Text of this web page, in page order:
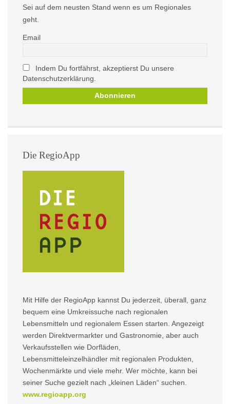
Sei auf dem neusten Stand wenn es um Regionales
geht.
Email
Indem Du fortfährst, akzeptierst Du unsere
Datenschutzerklärung.
Die RegioApp
Mit Hilfe der RegioApp kannst Du jederzeit, überall, ganz
bequem eine Umkreissuche nach regionalen
Lebensmitteln und regionalem Essen starten. Angezeigt
werden Direktvermarkter und Gastronomie, aber auch
Verkaufsstellen wie Dorfläden,
Lebensmitteleinzelhändler mit regionalen Produkten,
Wochenmärkte und viele mehr. Wer möchte, kann bei
seiner Suche gezielt nach „kleinen Läden“ suchen.
www.regioapp.org